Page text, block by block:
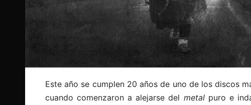
Este año se cumplen 20 años de uno de los discos
cuando comenzaron a alejarse del metal puro e